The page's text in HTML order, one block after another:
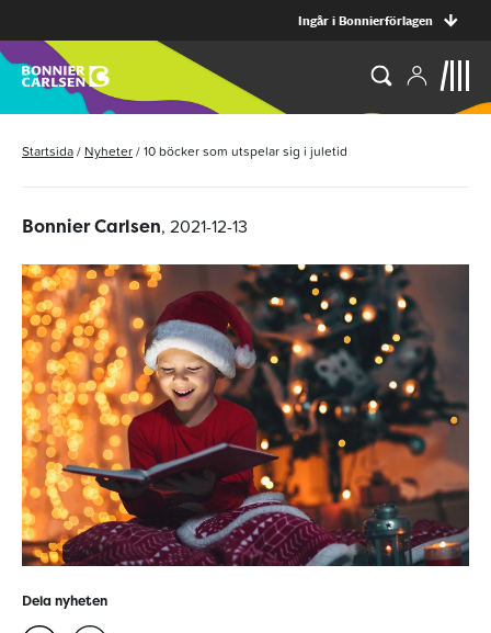
Ingår i Bonnierförlagen
Startsida/ Nyheter/10 böcker som utspelar sig i juletid
Bonnier Carlsen, 2021-12-13
Dela nyheten